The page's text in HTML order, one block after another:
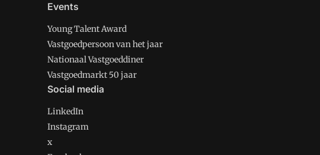
Events
Young Talent Award
Vastgoedpersoon van het jaar
Nationaal Vastgoeddiner
Vastgoedmarkt 50 jaar
Social media
LinkedIn
Instagram
x